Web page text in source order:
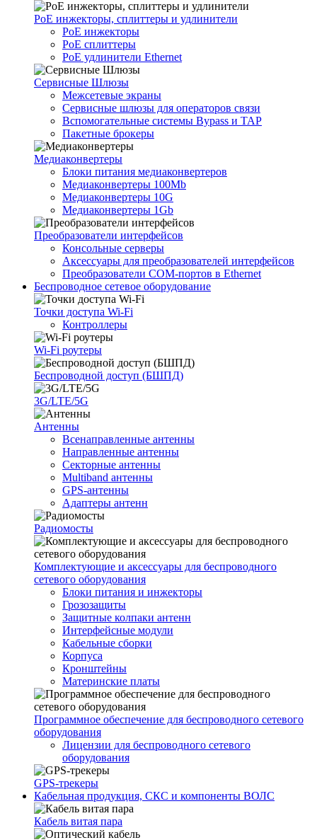
PoE инжекторы, сплиттеры и удлинители
PoE инжекторы
PoE сплиттеры
PoE удлинители Ethernet
Сервисные Шлюзы
Межсетевые экраны
Сервисные шлюзы для операторов связи
Вспомогательные системы Bypass и TAP
Пакетные брокеры
Медиаконвертеры
Блоки питания медиаконвертеров
Медиаконвертеры 100Mb
Медиаконвертеры 10G
Медиаконвертеры 1Gb
Преобразователи интерфейсов
Консольные серверы
Аксессуары для преобразователей интерфейсов
Преобразователи COM-портов в Ethernet
Беспроводное сетевое оборудование
Точки доступа Wi-Fi
Контроллеры
Wi-Fi роутеры
Беспроводной доступ (БШПД)
3G/LTE/5G
Антенны
Всенаправленные антенны
Направленные антенны
Секторные антенны
Multiband антенны
GPS-антенны
Адаптеры антенн
Радиомосты
Комплектующие и аксессуары для беспроводного
сетевого оборудования
Блоки питания и инжекторы
Грозозащиты
Защитные колпаки антенн
Интерфейсные модули
Кабельные сборки
Корпуса
Кронштейны
Материнские платы
Программное обеспечение для беспроводного сетевого
оборудования
Лицензии для беспроводного сетевого
оборудования
GPS-трекеры
Кабельная продукция, СКС и компоненты ВОЛС
Кабель витая пара